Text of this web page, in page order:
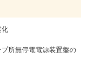
化
所無停電電源装置盤の